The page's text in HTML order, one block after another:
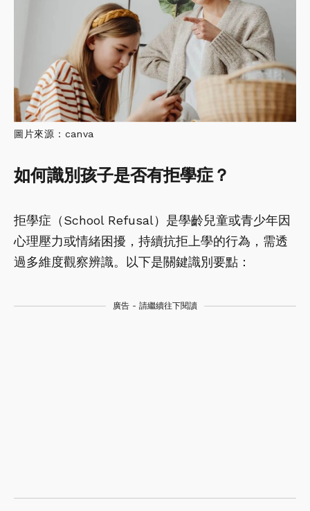
圖片來源：canva
如何識別孩子是否有拒學症？
拒學症（School Refusal）是學齡兒童或青少年因
心理壓力或情緒困擾，持續抗拒上學的行為，需透
過多維度觀察辨識。以下是關鍵識別要點：
廣告 - 請繼續往下閱讀